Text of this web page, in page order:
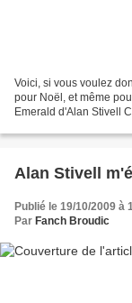
Voici, si vous voulez
pour Noël, et même
Emerald d'Alan Stivell
Alan Stivell
Publié le 19/10/2009 à
Par Fanch Broudic